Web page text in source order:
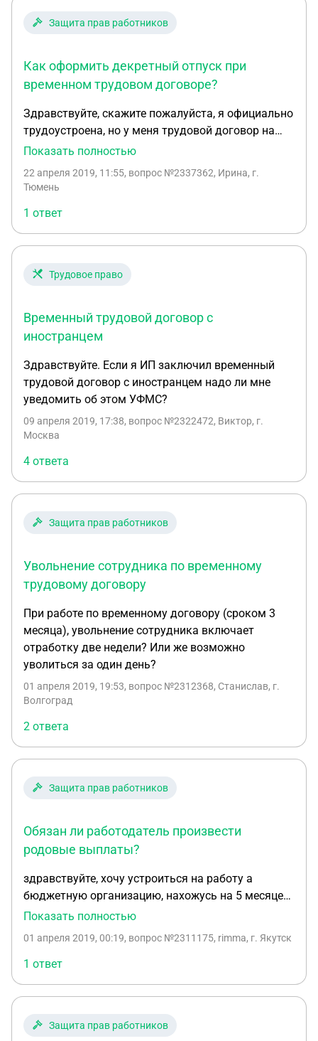
Защита прав работников
Как оформить декретный отпуск при
временном трудовом договоре?
Здравствуйте, скажите пожалуйста, я официально
трудоустроена, но у меня трудовой договор на
временно замещающая девушку на период ее
в положении. Испытательный срок у меня 3
уволить? И как мне вообще поступить в данной
ситуации, что бы не остаться без работы?
Показать полностью
22 апреля 2019, 11:55, вопрос №2337362, Ирина, г.
Тюмень
1 ответ
Трудовое право
Временный трудовой договор с
иностранцем
Здравствуйте. Если я ИП заключил временный
трудовой договор с иностранцем надо ли мне
уведомить об этом УФМС?
09 апреля 2019, 17:38, вопрос №2322472, Виктор, г.
Москва
4 ответа
Защита прав работников
Увольнение сотрудника по временному
трудовому договору
При работе по временному договору (сроком 3
месяца), увольнение сотрудника включает
отработку две недели? Или же возможно
уволиться за один день?
01 апреля 2019, 19:53, вопрос №2312368, Станислав, г.
Волгоград
2 ответа
Защита прав работников
Обязан ли работодатель произвести
родовые выплаты?
здравствуйте, хочу устроиться на работу а
бюджетную организацию, нахожусь на 5 месяце
беременности, должна проработать 2 месяца по
работадатель сделать выплаты по родам? До
этого работала но в другой организации
Показать полностью
01 апреля 2019, 00:19, вопрос №2311175, rimma, г. Якутск
1 ответ
Защита прав работников